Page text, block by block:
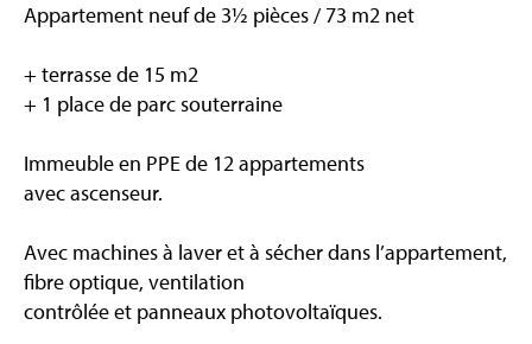
Appartement neuf de 3½ pièces / 73 m2 net
+ terrasse de 15 m2
+ 1 place de parc souterraine
Immeuble en PPE de 12 appartements
avec ascenseur.
Avec machines à laver et à sécher dans l’appartement,
fibre optique, ventilation
contrôlée et panneaux photovoltaïques.